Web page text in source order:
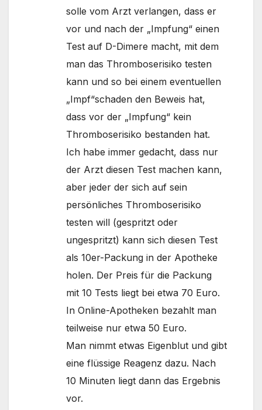
solle vom Arzt verlangen, dass er
vor und nach der „Impfung“ einen
Test auf D-Dimere macht, mit dem
man das Thromboserisiko testen
kann und so bei einem eventuellen
„Impf“schaden den Beweis hat,
dass vor der „Impfung“ kein
Thromboserisiko bestanden hat.
Ich habe immer gedacht, dass nur
der Arzt diesen Test machen kann,
aber jeder der sich auf sein
persönliches Thromboserisiko
testen will (gespritzt oder
ungespritzt) kann sich diesen Test
als 10er-Packung in der Apotheke
holen. Der Preis für die Packung
mit 10 Tests liegt bei etwa 70 Euro.
In Online-Apotheken bezahlt man
teilweise nur etwa 50 Euro.
Man nimmt etwas Eigenblut und gibt
eine flüssige Reagenz dazu. Nach
10 Minuten liegt dann das Ergebnis
vor.